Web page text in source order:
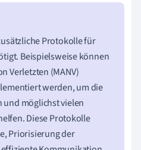
Protokolle für
Beispielsweise können
Verletzten (MANV)
werden, um die
und möglichst vielen
Diese Protokolle
Priorisierung der